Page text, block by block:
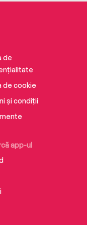
increasing
the fall of
constant search
the world; and
general, been
to key
app-ul
de
de cookie
și condiții